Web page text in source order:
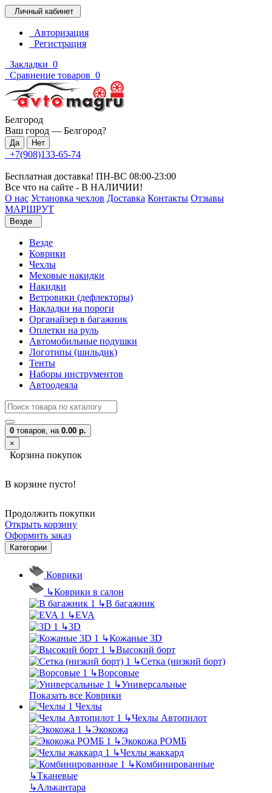
Личный кабинет
Авторизация
Регистрация
Закладки 0
Сравнение товаров 0
Белгород
Ваш город — Белгород?
+7(908)133-65-74
Бесплатная доставка! ПН-ВС 08:00-23:00
Все что на сайте - В НАЛИЧИИ!
О нас Установка чехлов Доставка Контакты Отзывы
МАРШРУТ
Везде
Везде
Коврики
Чехлы
Меховые накидки
Накидки
Ветровики (дефлекторы)
Накладки на пороги
Органайзер в багажник
Оплетки на руль
Автомобильные подушки
Логотипы (шильдик)
Тенты
Наборы инструментов
Автоодеяла
0 товаров, на 0.00 р.
×
Корзина покупок
В корзине пусто!
Продолжить покупки
Открыть корзину
Оформить заказ
Категории
Коврики
↳Коврики в салон
↳В багажник
↳EVA
↳3D
↳Кожаные 3D
↳Высокий борт
↳Сетка (низкий борт)
↳Ворсовые
↳Универсальные
Показать все Коврики
Чехлы
↳Чехлы Автопилот
↳Экокожа
↳Экокожа РОМБ
↳Чехлы жаккард
↳Комбинированные
↳Тканевые
↳Алькантара